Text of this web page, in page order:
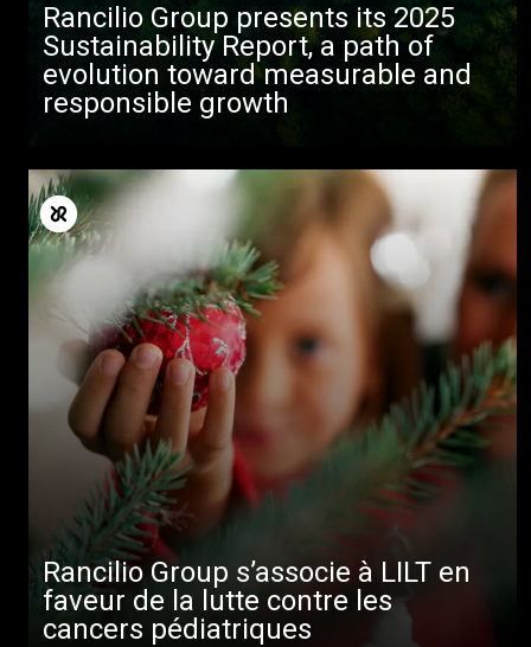
Rancilio Group presents its 2025
Sustainability Report, a path of
evolution toward measurable and
responsible growth
Rancilio Group s’associe à LILT en
faveur de la lutte contre les
cancers pédiatriques